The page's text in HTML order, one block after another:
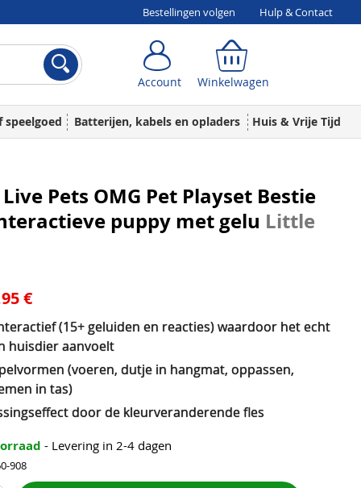
Bestellingen volgen Hulp & Contact
Account Winkelwagen
speelgoed Batterijen, kabels en opladers Huis & Vrije Tijd
Pets OMG Pet Playset Bestie
puppy met gelu Little
€
(15+ geluiden en reacties) waardoor het echt
huisdier aanvoelt
(voeren, dutje in hangmat, oppassen,
in tas)
door de kleurveranderende fles
- Levering in 2-4 dagen
908
Account Winkelwagen